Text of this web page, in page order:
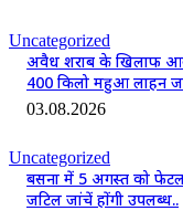
Uncategorized
अवैध शराब के खिलाफ
400 किलो महुआ लाहन
03.08.2026
Uncategorized
बसना में 5 अगस्त को फेटल
जटिल जांचें होंगी उपलब्ध..